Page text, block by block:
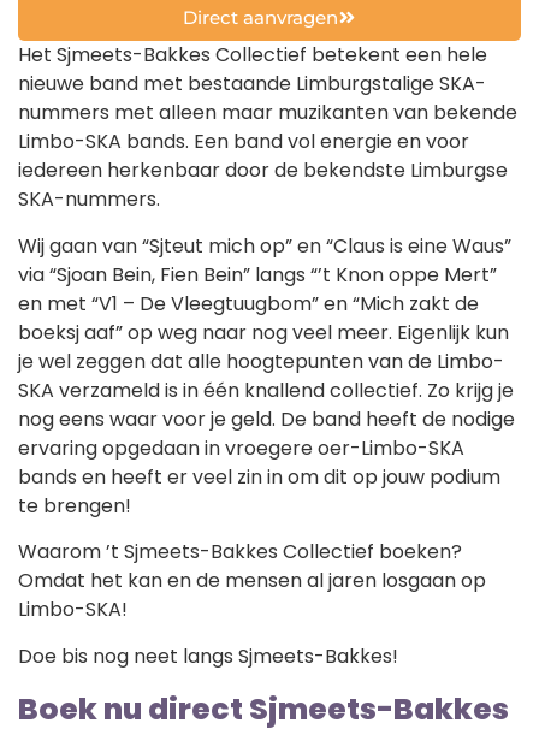
Direct aanvragen
Het Sjmeets-Bakkes Collectief betekent een hele
nieuwe band met bestaande Limburgstalige SKA-
nummers met alleen maar muzikanten van bekende
Limbo-SKA bands. Een band vol energie en voor
iedereen herkenbaar door de bekendste Limburgse
SKA-nummers.
Wij gaan van “Sjteut mich op” en “Claus is eine Waus”
via “Sjoan Bein, Fien Bein” langs “’t Knon oppe Mert”
en met “V1 – De Vleegtuugbom” en “Mich zakt de
boeksj aaf” op weg naar nog veel meer. Eigenlijk kun
je wel zeggen dat alle hoogtepunten van de Limbo-
SKA verzameld is in één knallend collectief. Zo krijg je
nog eens waar voor je geld. De band heeft de nodige
ervaring opgedaan in vroegere oer-Limbo-SKA
bands en heeft er veel zin in om dit op jouw podium
te brengen!
Waarom ’t Sjmeets-Bakkes Collectief boeken?
Omdat het kan en de mensen al jaren losgaan op
Limbo-SKA!
Doe bis nog neet langs Sjmeets-Bakkes!
Boek nu direct Sjmeets-Bakkes